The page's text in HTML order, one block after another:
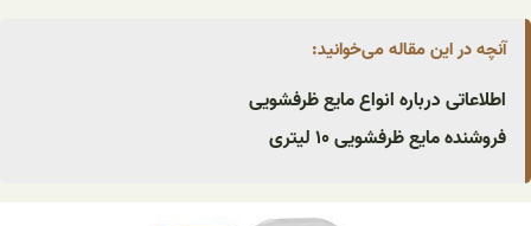
آنچه در این مقاله می‌خوانید:
اطلاعاتی درباره انواع مایع ظرفشویی
فروشنده مایع ظرفشویی ۱۰ لیتری